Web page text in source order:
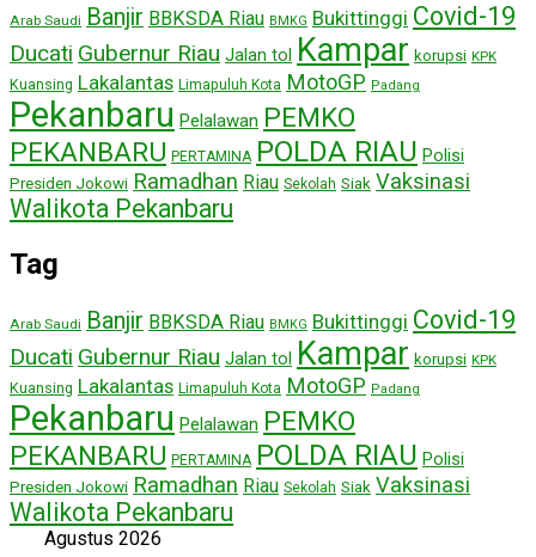
Arab Saudi Banjir BBKSDA Riau BMKG Bukittinggi Covid-19
Ducati Gubernur Riau Jalan tol Kampar korupsi KPK
Kuansing Lakalantas Limapuluh Kota MotoGP Padang
Pekanbaru Pelalawan PEMKO
PEKANBARU PERTAMINA POLDA RIAU Polisi
Presiden Jokowi Ramadhan Riau Sekolah Siak Vaksinasi
Walikota Pekanbaru
Tag
Arab Saudi Banjir BBKSDA Riau BMKG Bukittinggi Covid-19
Ducati Gubernur Riau Jalan tol Kampar korupsi KPK
Kuansing Lakalantas Limapuluh Kota MotoGP Padang
Pekanbaru Pelalawan PEMKO
PEKANBARU PERTAMINA POLDA RIAU Polisi
Presiden Jokowi Ramadhan Riau Sekolah Siak Vaksinasi
Walikota Pekanbaru
Agustus 2026